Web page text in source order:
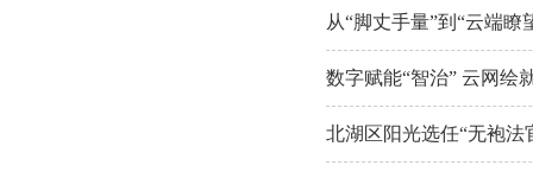
从“脚丈手量”到“云端瞭
数字赋能“智治” 云网绘
北湖区阳光选任“无袍法